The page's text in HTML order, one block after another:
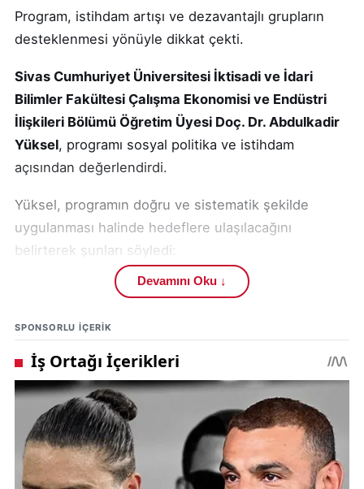
Program, istihdam artışı ve dezavantajlı grupların
desteklenmesi yönüyle dikkat çekti.
Sivas Cumhuriyet Üniversitesi İktisadi ve İdari
Bilimler Fakültesi Çalışma Ekonomisi ve Endüstri
İlişkileri Bölümü Öğretim Üyesi Doç. Dr. Abdulkadir
Yüksel, programı sosyal politika ve istihdam
açısından değerlendirdi.
Yüksel, programın doğru ve sistematik şekilde
uygulanması halinde hedeflere ulaşılacağını
belirterek şunları söyledi:
“İstihdamı artıracak, dezavantajlı grupları
önemli adımlar atılıyor. İstihdamdaki artışlar
muhakkak büyümeyi de artıracaktır.”
Doç. Dr. Yüksel, OVP’nin özellikle istihdam, işsizlik,
çalışma ilişkileri ve sosyal politika açısından
kapsamlı politikalar içerdiğine dikkat çekti:
“Kadınların, gençlerin, engelli bireylerin ve
Devamını Oku ↓
SPONSORLU IÇERIK